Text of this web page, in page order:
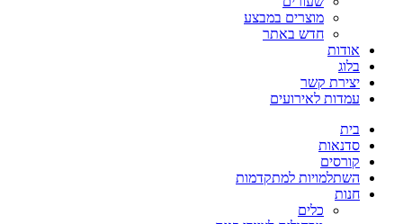
מוצרים במבצע
חדש באתר
אודות
בלוג
יצירת קשר
עמדות לאירועים
בית
סדנאות
קורסים
השתלמויות למתקדמות
חנות
כלים